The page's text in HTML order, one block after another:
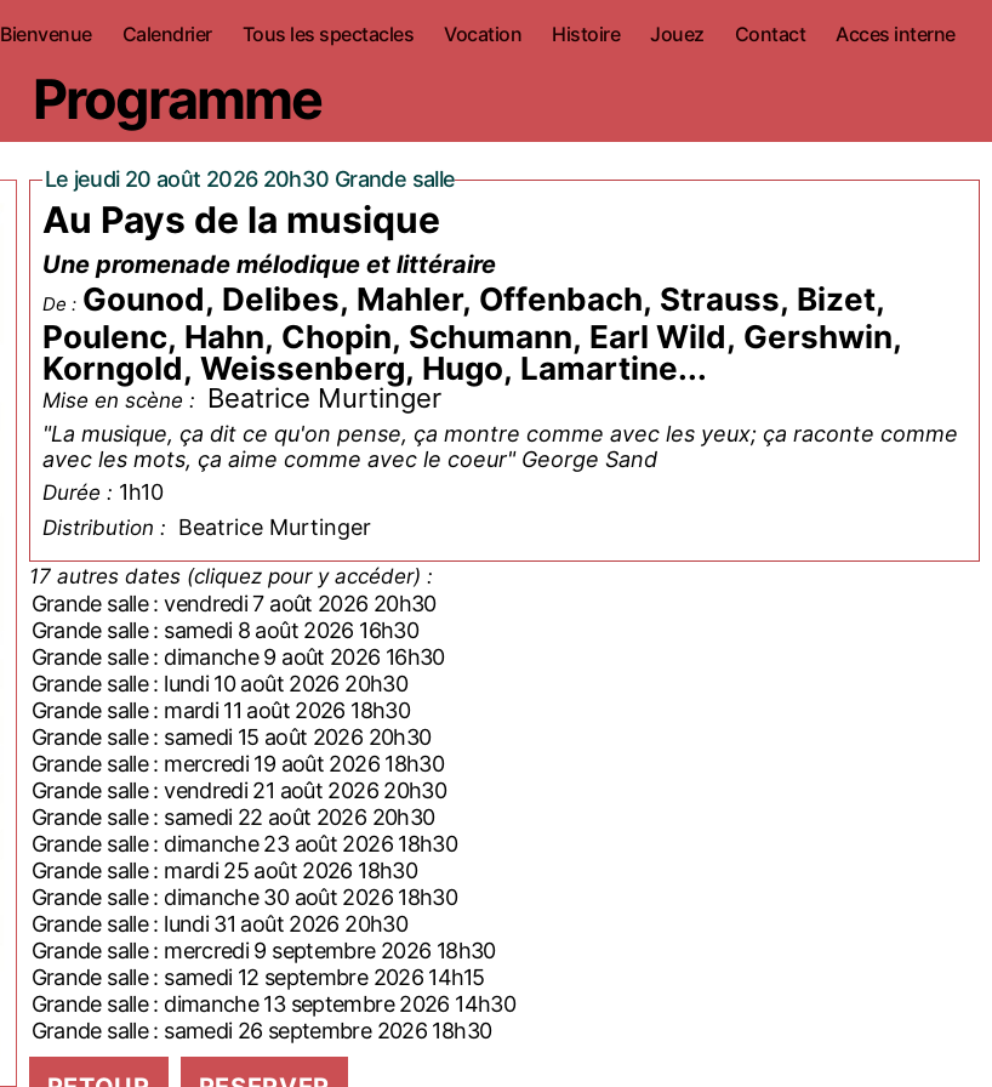
Bienvenue Calendrier Tous les spectacles Vocation Histoire Jouez Contact Acces interne
Programme
Le jeudi 20 août 2026 20h30 Grande salle
Au Pays de la musique
Une promenade mélodique et littéraire
De : Gounod, Delibes, Mahler, Offenbach, Strauss, Bizet,
Poulenc, Hahn, Chopin, Schumann, Earl Wild, Gershwin,
Korngold, Weissenberg, Hugo, Lamartine...
Mise en scène : Beatrice Murtinger
"La musique, ça dit ce qu'on pense, ça montre comme avec les yeux; ça raconte comme
avec les mots, ça aime comme avec le coeur" George Sand
Durée : 1h10
Distribution : Beatrice Murtinger
17 autres dates (cliquez pour y accéder) :
Grande salle : vendredi 7 août 2026 20h30
Grande salle : samedi 8 août 2026 16h30
Grande salle : dimanche 9 août 2026 16h30
Grande salle : lundi 10 août 2026 20h30
Grande salle : mardi 11 août 2026 18h30
Grande salle : samedi 15 août 2026 20h30
Grande salle : mercredi 19 août 2026 18h30
Grande salle : vendredi 21 août 2026 20h30
Grande salle : samedi 22 août 2026 20h30
Grande salle : dimanche 23 août 2026 18h30
Grande salle : mardi 25 août 2026 18h30
Grande salle : dimanche 30 août 2026 18h30
Grande salle : lundi 31 août 2026 20h30
Grande salle : mercredi 9 septembre 2026 18h30
Grande salle : samedi 12 septembre 2026 14h15
Grande salle : dimanche 13 septembre 2026 14h30
Grande salle : samedi 26 septembre 2026 18h30